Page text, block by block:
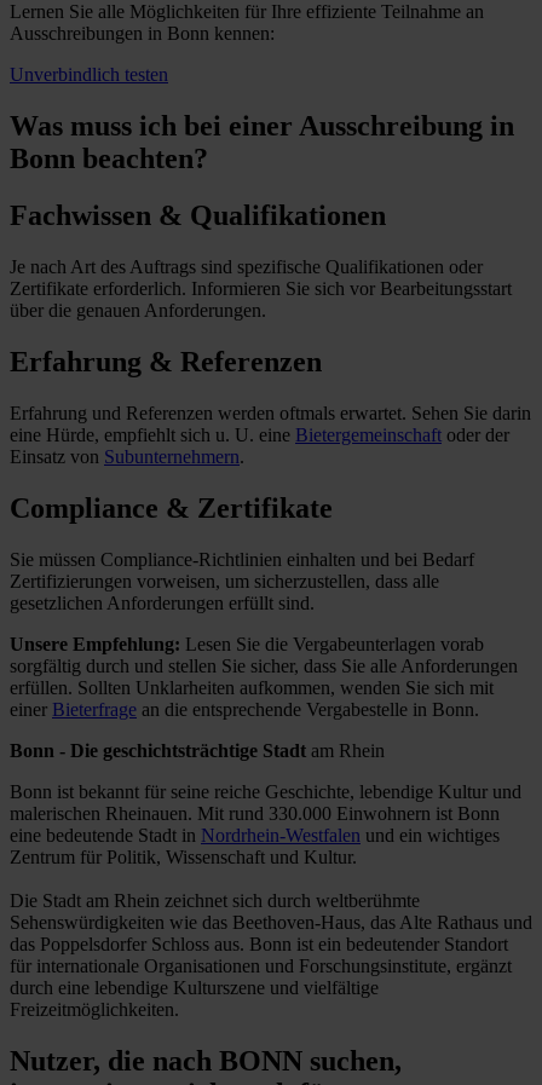
Lernen Sie alle Möglichkeiten für Ihre effiziente Teilnahme an
Ausschreibungen in Bonn kennen:
Unverbindlich testen
Was muss ich bei einer Ausschreibung in
Bonn beachten?
Fachwissen & Qualifikationen
Je nach Art des Auftrags sind spezifische Qualifikationen oder
Zertifikate erforderlich. Informieren Sie sich vor Bearbeitungsstart
über die genauen Anforderungen.
Erfahrung & Referenzen
Erfahrung und Referenzen werden oftmals erwartet. Sehen Sie darin
eine Hürde, empfiehlt sich u. U. eine Bietergemeinschaft oder der
Einsatz von Subunternehmern.
Compliance & Zertifikate
Sie müssen Compliance-Richtlinien einhalten und bei Bedarf
Zertifizierungen vorweisen, um sicherzustellen, dass alle
gesetzlichen Anforderungen erfüllt sind.
Unsere Empfehlung: Lesen Sie die Vergabeunterlagen vorab
sorgfältig durch und stellen Sie sicher, dass Sie alle Anforderungen
erfüllen. Sollten Unklarheiten aufkommen, wenden Sie sich mit
einer Bieterfrage an die entsprechende Vergabestelle in Bonn.
Bonn - Die geschichtsträchtige Stadt am Rhein
Bonn ist bekannt für seine reiche Geschichte, lebendige Kultur und
malerischen Rheinauen. Mit rund 330.000 Einwohnern ist Bonn
eine bedeutende Stadt in Nordrhein-Westfalen und ein wichtiges
Zentrum für Politik, Wissenschaft und Kultur.
Die Stadt am Rhein zeichnet sich durch weltberühmte
Sehenswürdigkeiten wie das Beethoven-Haus, das Alte Rathaus und
das Poppelsdorfer Schloss aus. Bonn ist ein bedeutender Standort
für internationale Organisationen und Forschungsinstitute, ergänzt
durch eine lebendige Kulturszene und vielfältige
Freizeitmöglichkeiten.
Nutzer, die nach BONN suchen,